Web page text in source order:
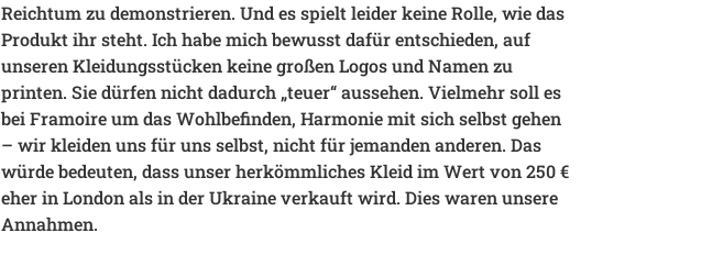
Reichtum zu demonstrieren. Und es spielt leider keine Rolle, wie das
Produkt ihr steht. Ich habe mich bewusst dafür entschieden, auf
unseren Kleidungsstücken keine großen Logos und Namen zu
printen. Sie dürfen nicht dadurch „teuer“ aussehen. Vielmehr soll es
bei Framoire um das Wohlbefinden, Harmonie mit sich selbst gehen
– wir kleiden uns für uns selbst, nicht für jemanden anderen. Das
würde bedeuten, dass unser herkömmliches Kleid im Wert von 250 €
eher in London als in der Ukraine verkauft wird. Dies waren unsere
Annahmen.